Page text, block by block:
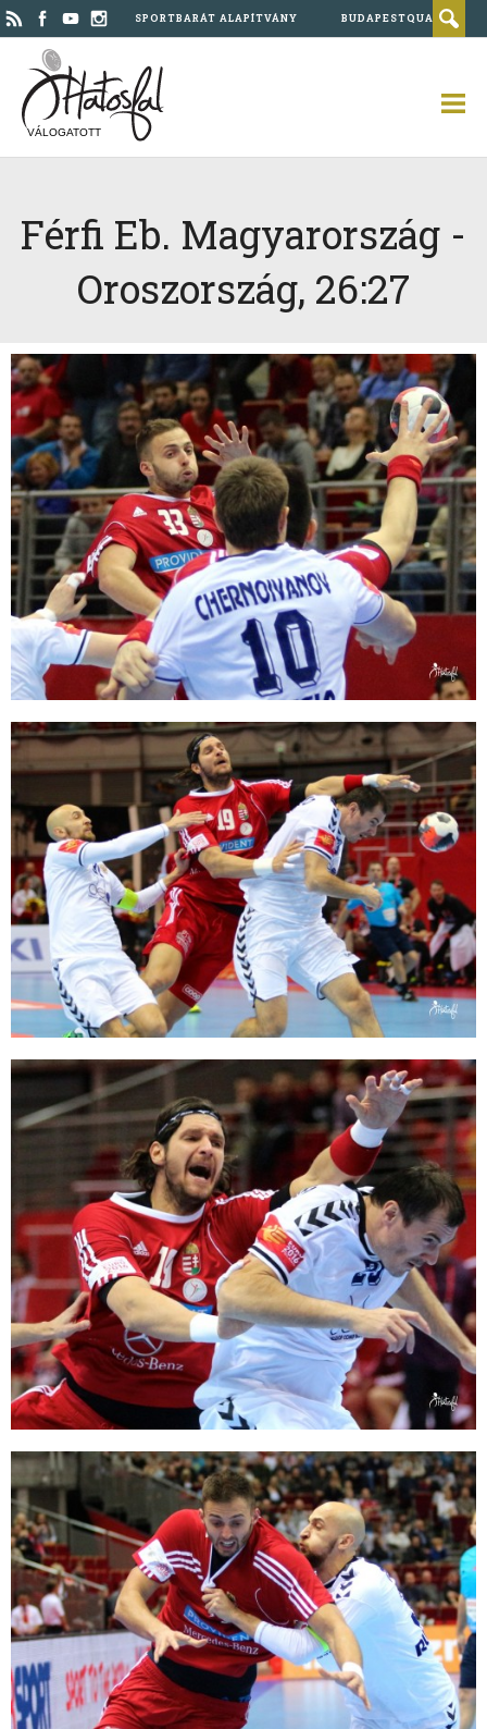
SPORTBARÁT ALAPÍTVÁNY BUDAPESTQUAD
VÁLOGATOTT
Férfi Eb. Magyarország -
Oroszország, 26:27